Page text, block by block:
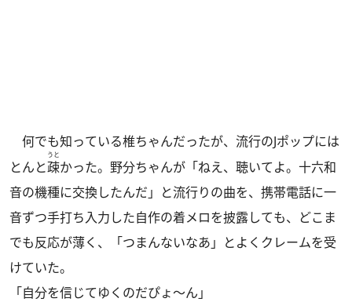
何でも知っている椎ちゃんだったが、流行のJポップには
とんと疎
うと
かった。野分ちゃんが「ねえ、聴いてよ。十六和
音の機種に交換したんだ」と流行りの曲を、携帯電話に一
音ずつ手打ち入力した自作の着メロを披露しても、どこま
でも反応が薄く、「つまんないなあ」とよくクレームを受
けていた。
「自分を信じてゆくのだぴょ～ん」